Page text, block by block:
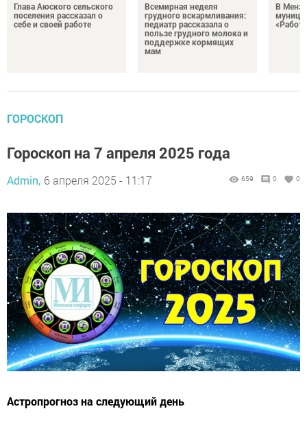
Глава Аюского сельского
поселения рассказал о
себе и своей работе
Всемирная неделя
грудного вскармливания:
педиатр рассказала о
пользе грудного молока и
поддержке кормящих
мам
В
ГОРОСКОП
Гороскоп на 7 апреля 2025 года
Admin, 6 апреля 2025 - 11:17 659 0 0
Астропрогноз на следующий день